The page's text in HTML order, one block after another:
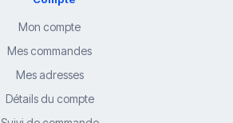
Mon compte
Mes commandes
Mes adresses
Détails du compte